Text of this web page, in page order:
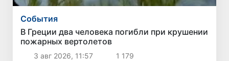
Cобытия
В Греции два человека погибли при крушении
пожарных вертолетов
3 авг 2026, 11:57 1 179